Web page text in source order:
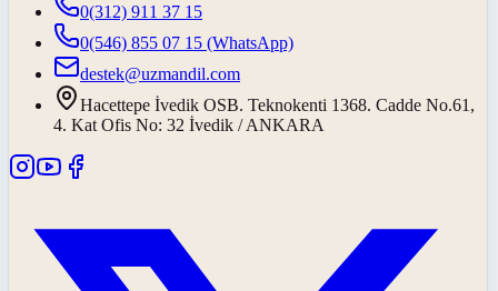
0(312) 911 37 15
0(546) 855 07 15 (WhatsApp)
destek@uzmandil.com
Hacettepe İvedik OSB. Teknokenti 1368. Cadde No.61,
4. Kat Ofis No: 32 İvedik / ANKARA